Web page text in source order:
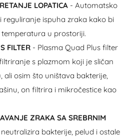
LOPATICA - Automatsko
reguliranje ispuha zraka kako bi
u prostoriji.
FILTER - Plasma Quad Plus filter
s plazmom koji je sličan
ali osim što uništava bakterije,
on filtrira i mikročestice kao
ZRAKA SA SREBRNIM
bakterije, pelud i ostale